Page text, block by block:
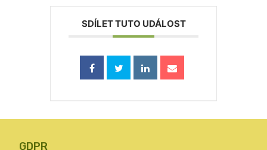
SDÍLET TUTO UDÁLOST
GDPR